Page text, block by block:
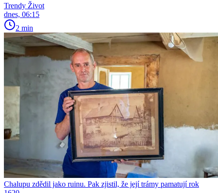
Trendy Život
dnes, 06:15
2 min
Chalupu zdědil jako ruinu. Pak zjistil, že její trámy pamatují rok